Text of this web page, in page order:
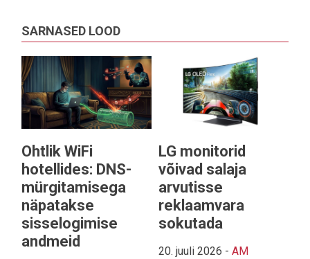
SARNASED LOOD
Ohtlik WiFi
hotellides: DNS-
mürgitamisega
näpatakse
sisselogimise
andmeid
LG monitorid
võivad salaja
arvutisse
reklaamvara
sokutada
20. juuli 2026 - AM